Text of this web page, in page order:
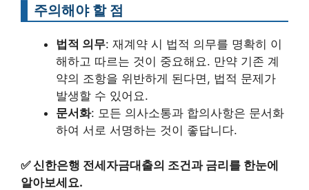
주의해야 할 점
법적 의무: 재계약 시 법적 의무를 명확히 이
해하고 따르는 것이 중요해요. 만약 기존 계
약의 조항을 위반하게 된다면, 법적 문제가
발생할 수 있어요.
문서화: 모든 의사소통과 합의사항은 문서화
하여 서로 서명하는 것이 좋답니다.
✅신한은행 전세자금대출의 조건과 금리를 한눈에
알아보세요.